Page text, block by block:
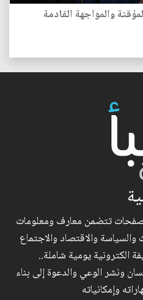
والمواجهة القادمة
تتضمن معارف ومعلومات
والسياسة والاقتصاد والاجتماع
الكترونية يومية شاملة..
ونشر الوعي والدعوة إلى بناء
وإمكانياته